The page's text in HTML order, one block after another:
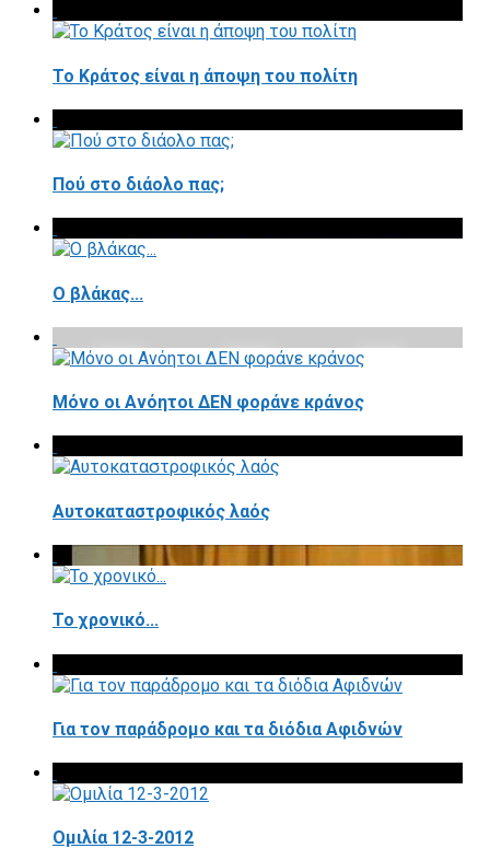
Το Κράτος είναι η άποψη του πολίτη
Πού στο διάολο πας;
Ο βλάκας...
Μόνο οι Ανόητοι ΔΕΝ φοράνε κράνος
Αυτοκαταστροφικός λαός
Το χρονικό...
Για τον παράδρομο και τα διόδια Αφιδνών
Ομιλία 12-3-2012